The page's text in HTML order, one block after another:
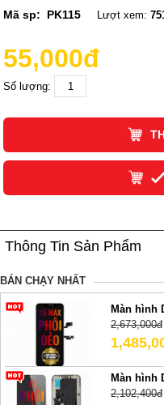
Mã sp: PK115 Lượt xem:
55,000đ
Số lượng:
Thông Tin Sản Phẩm
BÁN CHẠY NHẤT
Màn hình
2,673,000đ
Màn hình
2,102,400đ